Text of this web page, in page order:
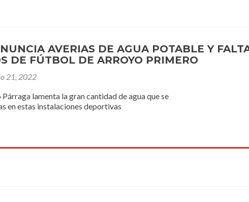
AVERIAS DE AGUA POTABLE Y
DE FÚTBOL DE ARROYO PRIMERO
21, 2022
lamenta la gran cantidad de agua que se
en estas instalaciones deportivas